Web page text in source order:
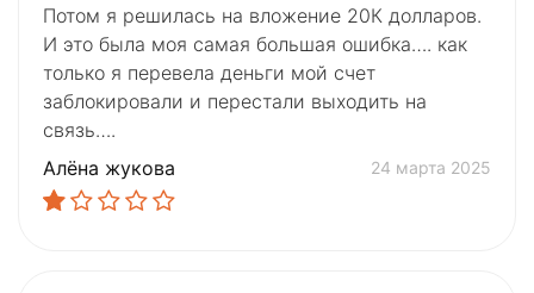
Потом я решилась на вложение 20К долларов.
И это была моя самая большая ошибка…. как
только я перевела деньги мой счет
заблокировали и перестали выходить на
связь….
Алёна жукова
24 марта 2025